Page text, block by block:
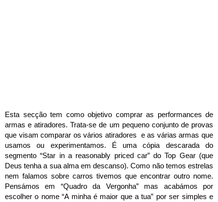
Esta secção tem como objetivo comprar as performances de
armas e atiradores. Trata-se de um pequeno conjunto de provas
que visam comparar os vários atiradores e as várias armas que
usamos ou experimentamos. É uma cópia descarada do
segmento “Star in a reasonably priced car” do Top Gear (que
Deus tenha a sua alma em descanso). Como não temos estrelas
nem falamos sobre carros tivemos que encontrar outro nome.
Pensámos em “Quadro da Vergonha” mas acabámos por
escolher o nome “A minha é maior que a tua” por ser simples e